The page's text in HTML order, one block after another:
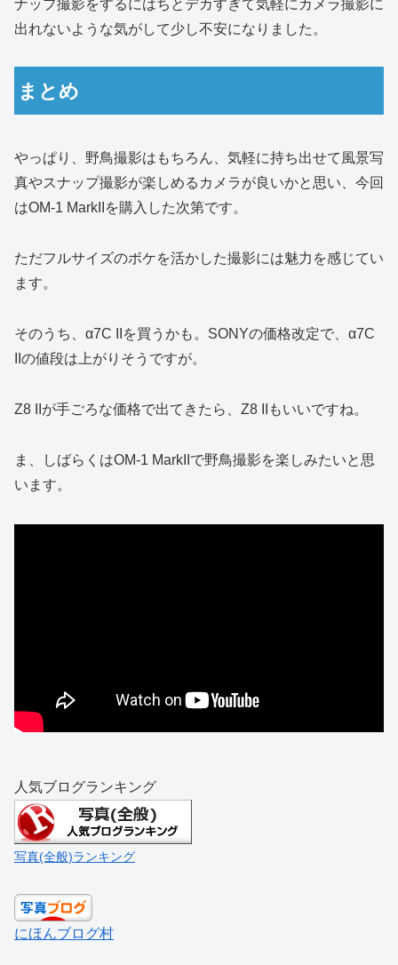
ナップ撮影をするにはちとデカすぎて気軽にカメラ撮影に
出れないような気がして少し不安になりました。
まとめ
やっぱり、野鳥撮影はもちろん、気軽に持ち出せて風景写
真やスナップ撮影が楽しめるカメラが良いかと思い、今回
はOM-1 MarkIIを購入した次第です。
ただフルサイズのボケを活かした撮影には魅力を感じてい
ます。
そのうち、α7C IIを買うかも。SONYの価格改定で、α7C
IIの値段は上がりそうですが。
Z8 IIが手ごろな価格で出てきたら、Z8 IIもいいですね。
ま、しばらくはOM-1 MarkIIで野鳥撮影を楽しみたいと思
います。
人気ブログランキング
写真(全般)ランキング
にほんブログ村